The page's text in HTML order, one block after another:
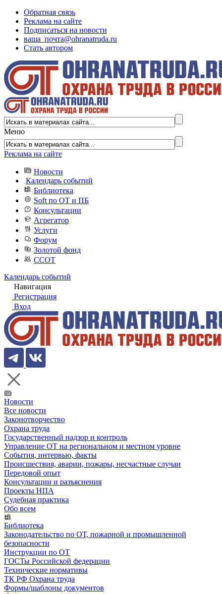
Обратная связь
Реклама на сайте
Подписаться на новости
ваша_почта@ohranatruda.ru
Стать автором
Меню
Реклама на сайте
Новости
Календарь событий
Библиотека
Soft по ОТ и ПБ
Консультации
Агрегатор
Услуги
Форум
Золотой фонд
ССОТ
Календарь событий
Навигация
Регистрация
Вход
Новости
Все новости
Законотворчество
Охрана труда
Государственный надзор и контроль
Управление ОТ на региональном и местном уровне
События, интервью, факты
Происшествия, аварии, пожары, несчастные случаи
Передовой опыт
Консультации и разъяснения
Проекты НПА
Судебная практика
Обо всем
Библиотека
Законодательство по ОТ, пожарной и промышленной
безопасности
Инструкции по ОТ
ГОСТы Российской федерации
Технические нормативы
ТК РФ Охрана труда
Формы/шаблоны документов